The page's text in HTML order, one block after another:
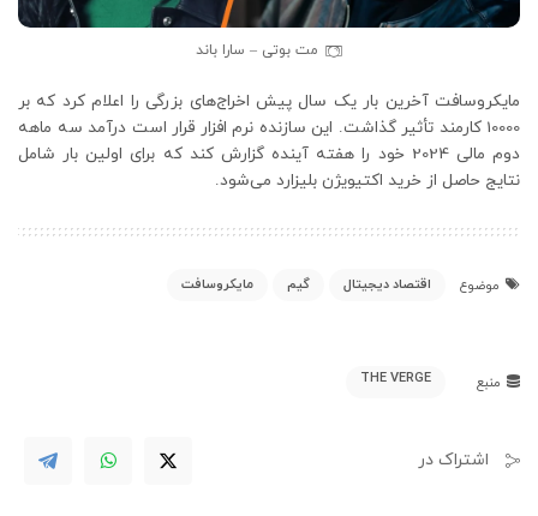
مت بوتی – سارا باند
مایکروسافت آخرین بار یک سال پیش اخراج‌های بزرگی را اعلام کرد که بر
10000 کارمند تأثیر گذاشت. این سازنده نرم افزار قرار است درآمد سه ماهه
دوم مالی 2024 خود را هفته آینده گزارش کند که برای اولین بار شامل
نتایج حاصل از خرید اکتیویژن بلیزارد می‌شود.
موضوع اقتصاد دیجیتال گیم مایکروسافت
منبع THE VERGE
اشتراک در